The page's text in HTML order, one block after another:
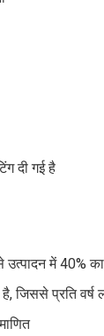
दी गई है
उत्पादन में 40%
प्रति वर्ष